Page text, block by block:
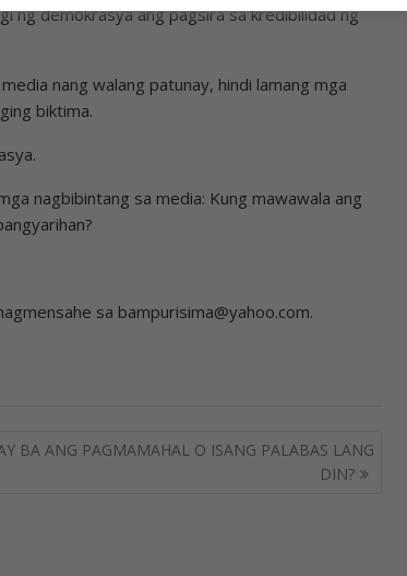
ng demokrasya ang pagsira sa kredibilidad ng
nang walang patunay, hindi lamang mga
biktima.
nagbibintang sa media: Kung mawawala ang
sa bampurisima@yahoo.com.
BA ANG PAGMAMAHAL O ISANG PALABAS LANG
DIN?